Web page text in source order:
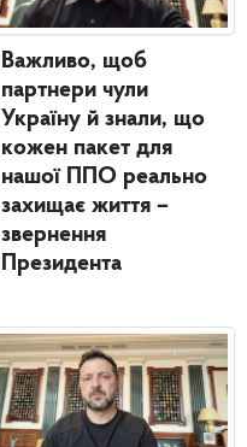
Важливо, щоб
партнери чули
Україну й знали, що
кожен пакет для
нашої ППО реально
захищає життя –
звернення
Президента